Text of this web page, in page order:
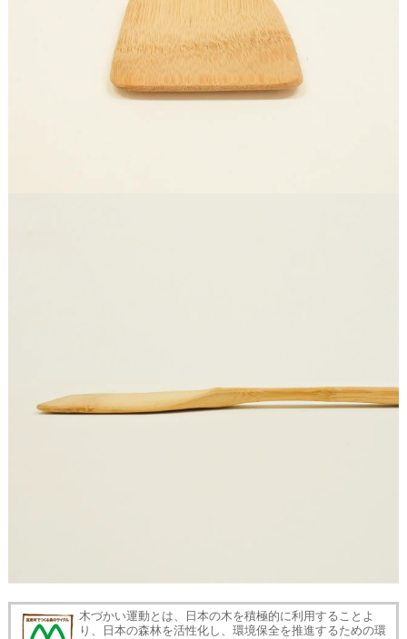
木づかい運動とは、日本の木を積極的に利用することよ
り、日本の森林を活性化し、環境保全を推進するための環